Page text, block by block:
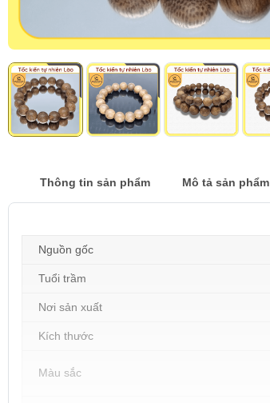
Thông tin sản phẩm Mô tả sản phẩm
Nguồn gốc
Tuổi trầm
Nơi sản xuất
Kích thước
Màu sắc